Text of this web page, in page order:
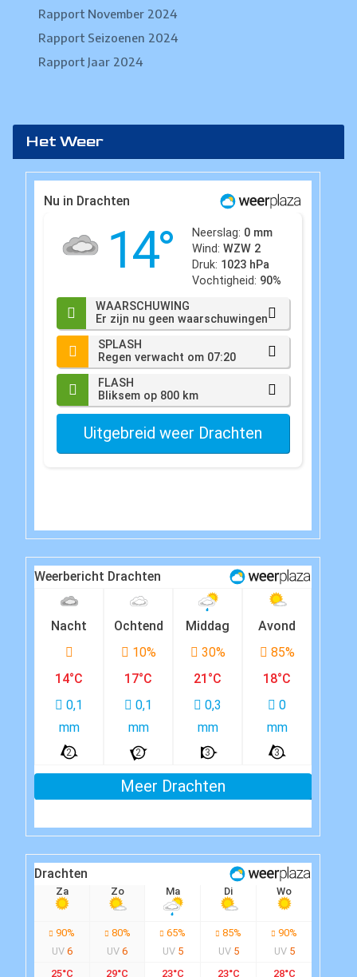
Rapport November 2024
Rapport Seizoenen 2024
Rapport Jaar 2024
Het Weer